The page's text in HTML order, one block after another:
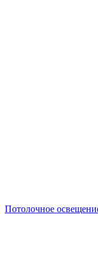
Потолочное